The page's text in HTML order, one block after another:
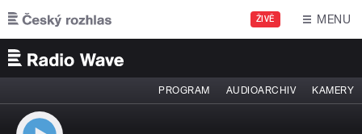
Přejít k hlavnímu obsahu
ŽIVĚ MENU
PROGRAM AUDIOARCHIV KAMERY